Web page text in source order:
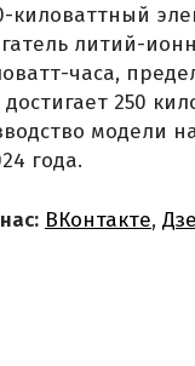
киловаттный
литий-
часа,
250
модели
года.
ВКонтакте,